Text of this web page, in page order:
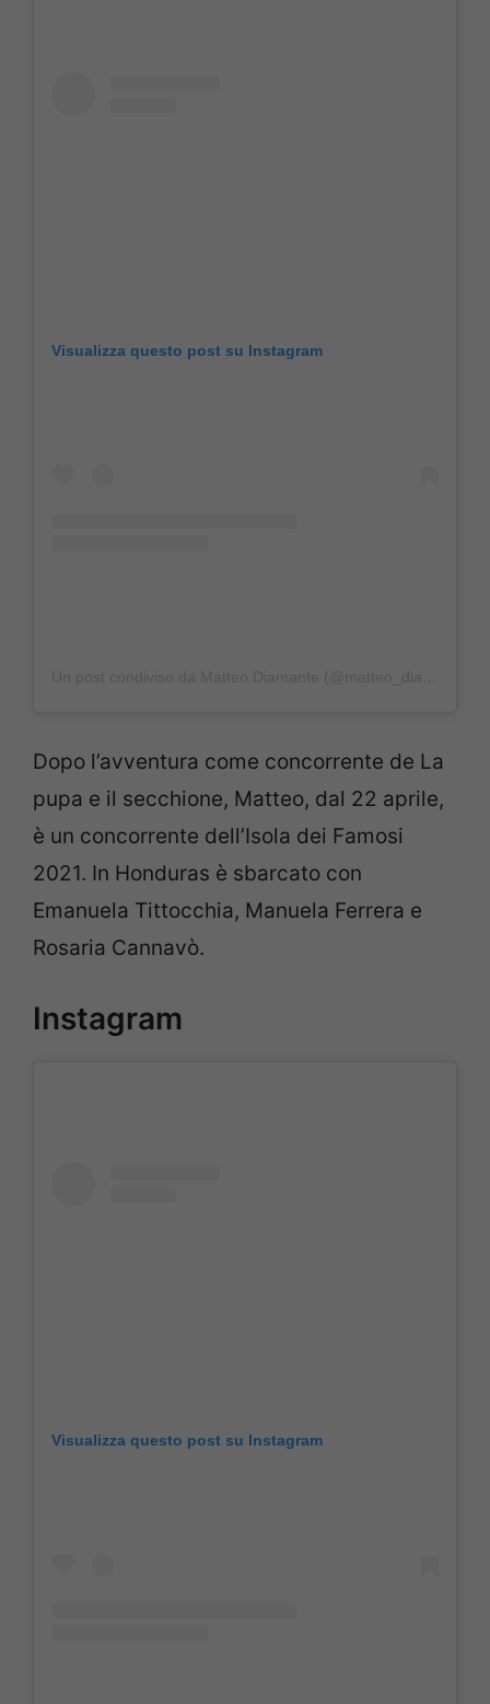
Visualizza questo post su Instagram
Dopo l’avventura come concorrente de La
pupa e il secchione, Matteo, dal 22 aprile,
è un concorrente dell’Isola dei Famosi
2021. In Honduras è sbarcato con
Emanuela Tittocchia, Manuela Ferrera e
Rosaria Cannavò.
Instagram
Visualizza questo post su Instagram